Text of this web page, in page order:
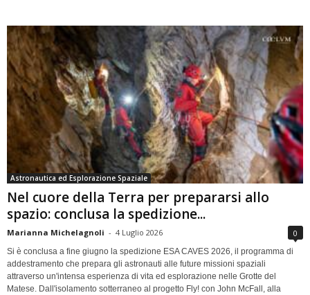
Astronautica ed Esplorazione Spaziale
Nel cuore della Terra per prepararsi allo
spazio: conclusa la spedizione...
Marianna Michelagnoli - 4 Luglio 2026 0
Si è conclusa a fine giugno la spedizione ESA CAVES 2026, il programma di
addestramento che prepara gli astronauti alle future missioni spaziali
attraverso un'intensa esperienza di vita ed esplorazione nelle Grotte del
Matese. Dall'isolamento sotterraneo al progetto Fly! con John McFall, alla